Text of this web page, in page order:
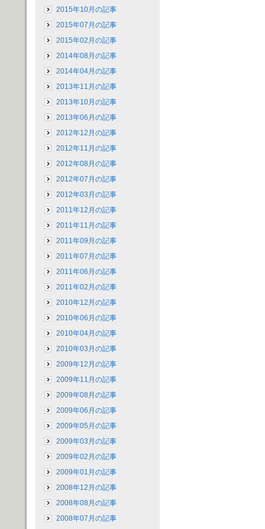
2015年10月の記事
2015年07月の記事
2015年02月の記事
2014年08月の記事
2014年04月の記事
2013年11月の記事
2013年10月の記事
2013年06月の記事
2012年12月の記事
2012年11月の記事
2012年08月の記事
2012年07月の記事
2012年03月の記事
2011年12月の記事
2011年11月の記事
2011年09月の記事
2011年07月の記事
2011年06月の記事
2011年02月の記事
2010年12月の記事
2010年06月の記事
2010年04月の記事
2010年03月の記事
2009年12月の記事
2009年11月の記事
2009年08月の記事
2009年06月の記事
2009年05月の記事
2009年03月の記事
2009年02月の記事
2009年01月の記事
2008年12月の記事
2008年08月の記事
2008年07月の記事